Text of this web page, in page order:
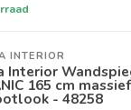
INTERIOR
Interior
165 cm
- 48258